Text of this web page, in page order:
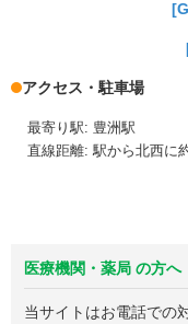
アクセス・駐車場
最寄り駅: 豊洲駅
直線距離: 駅から北西に
医療機関・薬局 の方へ
当サイトはお電話での